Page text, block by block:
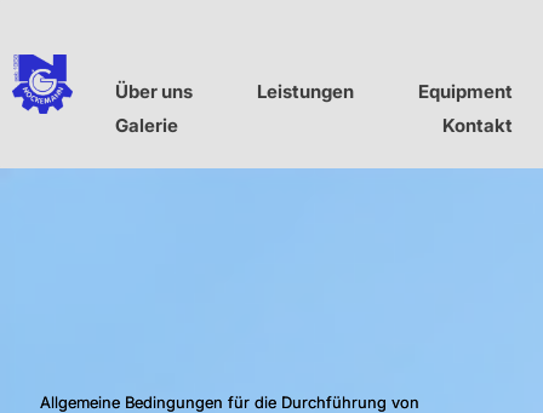
Über uns Leistungen
Equipment
Galerie
Kontakt
Allgemeine Bedingungen für die Durchführung von